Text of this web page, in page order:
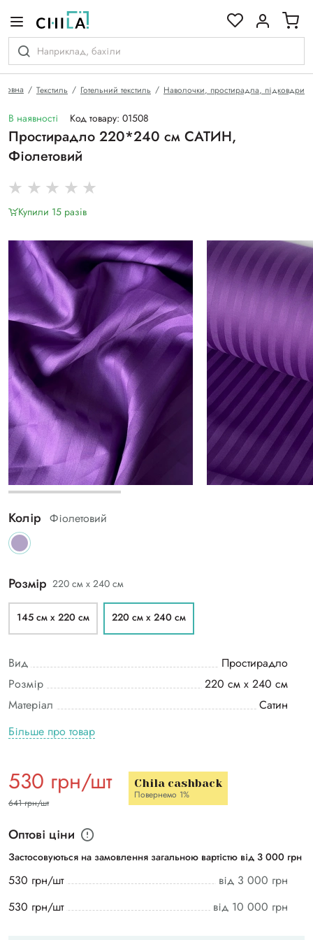
Текстиль Готельний текстиль Наволочки, простирадла, підковдри
В наявності Код товару: 01508
Простирадло 220*240 см САТИН,
Фіолетовий
Купили 15 разiв
Колір Фіолетовий
Розмір 220 см х 240 см
145 см х 220 см 220 см х 240 см
Вид
Простирадло
Розмір
220 см х 240 см
Матеріал
Сатин
Більше про товар
530 грн/шт
641 грн/шт
Chila cashback
Повернемо 1%
Оптові ціни
Застосовуються на замовлення загальною вартістю від 3 000 грн
530 грн/шт
від 3 000 грн
530 грн/шт
від 10 000 грн
гамі